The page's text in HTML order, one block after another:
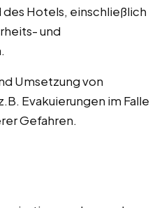
Hotels, einschließlich
und
Umsetzung von
Evakuierungen im Falle
Gefahren.